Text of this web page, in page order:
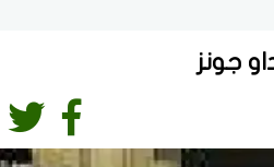
جونز